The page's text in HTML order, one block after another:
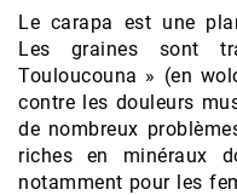
Le carapa est une
Les graines sont
Touloucouna » (en
contre les douleurs
de nombreux
riches en minéraux
notamment pour les